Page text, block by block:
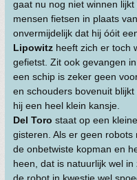
gaat nu nog niet winnen
mensen fietsen in plaats
onvermijdelijk dat hij óóit
Lipowitz heeft zich er toch
gefietst. Zit ook gevangen
een schip is zeker geen
en schouders bovenuit
hij een heel klein kansje.
Del Toro staat op een
gisteren. Als er geen
de onbetwiste kopman en
heen, dat is natuurlijk wel